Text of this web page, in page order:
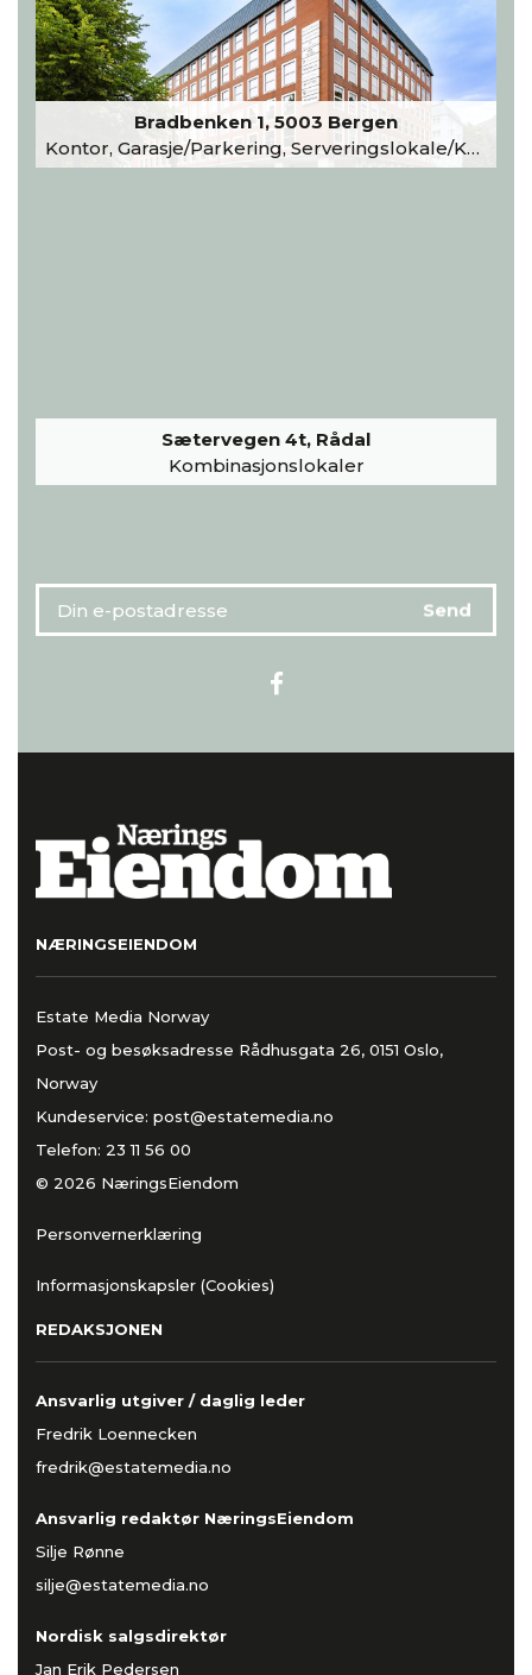
Bradbenken 1, 5003 Bergen
Kontor, Garasje/Parkering, Serveringslokale/Kantine, Undervisning/Arrangement
Sætervegen 4t, Rådal
Kombinasjonslokaler
NÆRINGSEIENDOM
Estate Media Norway
Post- og besøksadresse Rådhusgata 26, 0151 Oslo,
Norway
Kundeservice: post@estatemedia.no
Telefon: 23 11 56 00
© 2026 NæringsEiendom
Personvernerklæring
Informasjonskapsler (Cookies)
REDAKSJONEN
Ansvarlig utgiver / daglig leder
Fredrik Loennecken
fredrik@estatemedia.no
Ansvarlig redaktør NæringsEiendom
Silje Rønne
silje@estatemedia.no
Nordisk salgsdirektør
Jan Erik Pedersen